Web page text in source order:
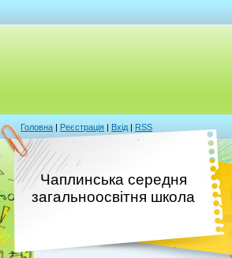
Головна | Реєстрація | Вхід | RSS
Чаплинська середня
загальноосвітня школа